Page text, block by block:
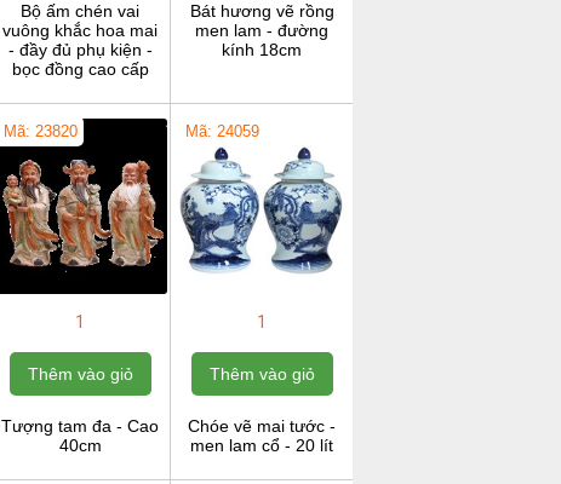
Bộ ấm chén vai
vuông khắc hoa mai
- đầy đủ phụ kiện -
bọc đồng cao cấp
Bát hương vẽ rồng
men lam - đường
kính 18cm
Mã: 23820
1
Thêm vào giỏ
Tượng tam đa - Cao
40cm
Mã: 24059
1
Thêm vào giỏ
Chóe vẽ mai tước -
men lam cổ - 20 lít